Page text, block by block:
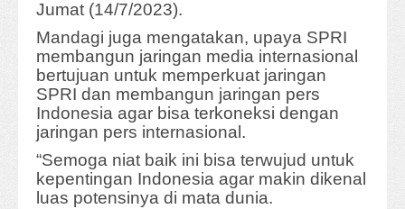
Jumat (14/7/2023).
Mandagi juga mengatakan, upaya SPRI
membangun jaringan media internasional
bertujuan untuk memperkuat jaringan
SPRI dan membangun jaringan pers
Indonesia agar bisa terkoneksi dengan
jaringan pers internasional.
“Semoga niat baik ini bisa terwujud untuk
kepentingan Indonesia agar makin dikenal
luas potensinya di mata dunia.